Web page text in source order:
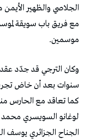
الجلاصي والظهير
مع فريق باب سويقة
موسمين.
وكان الترجي قد جدّد عقد
سنوات بعد أن خاض
كما تعاقد مع الحارس
لوغانو السويسري
الجناح الجزائري يوسف